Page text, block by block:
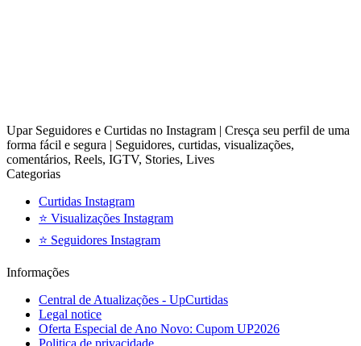
Upar Seguidores e Curtidas no Instagram | Cresça seu perfil de uma
forma fácil e segura | Seguidores, curtidas, visualizações,
comentários, Reels, IGTV, Stories, Lives
Categorias
Curtidas Instagram
⭐ Visualizações Instagram
⭐ Seguidores Instagram
Informações
Central de Atualizações - UpCurtidas
Legal notice
Oferta Especial de Ano Novo: Cupom UP2026